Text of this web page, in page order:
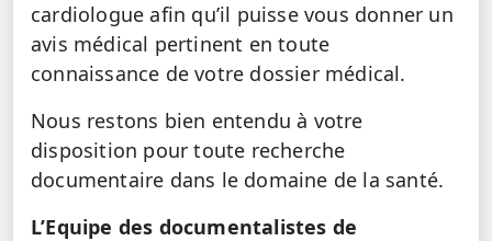
cardiologue afin qu’il puisse vous donner un
avis médical pertinent en toute
connaissance de votre dossier médical.
Nous restons bien entendu à votre
disposition pour toute recherche
documentaire dans le domaine de la santé.
L’Equipe des documentalistes de